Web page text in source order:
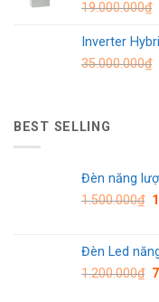
19.000.000₫
Inverter
35.000.000₫
BEST SELLING
Đèn năng
1.500.000₫
Đèn Led
1.200.000₫